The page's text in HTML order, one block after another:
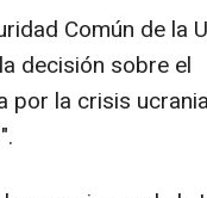
Común de la
decisión sobre el
por la crisis